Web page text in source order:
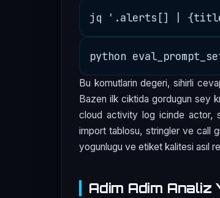
Bu komutlarin degeri, sihirli
Bazen ilk ciktida gordugun sey
cloud activity log icinde actor,
import tablosu, stringler ve call
yogunlugu ve etiket kalitesi asıl
Adim Adim Analiz